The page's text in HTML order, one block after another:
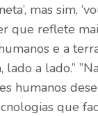
mas sim,
que reflete
e a
lado a lado.”
humanos
que